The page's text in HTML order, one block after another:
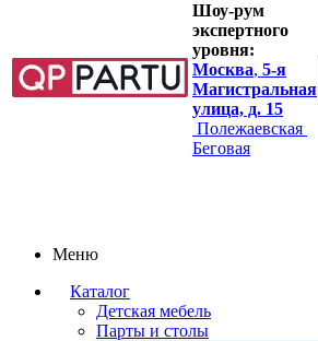
Шоу-рум
экспертного
уровня:
Москва, 5-я
Магистральная
улица, д. 15
Полежаевская
Беговая
Меню
Каталог
Детская мебель
Парты и столы